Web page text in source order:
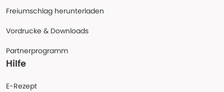
Freiumschlag herunterladen
Vordrucke & Downloads
Partnerprogramm
Hilfe
E-Rezept